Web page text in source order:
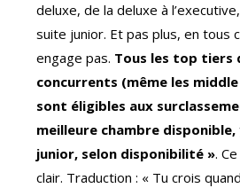
deluxe, de la deluxe à
suite junior. Et pas plus, en tous
engage pas. Tous les top tiers
concurrents (même les
sont éligibles aux
meilleure chambre
junior, selon disponibilité ».
clair. Traduction : « Tu crois